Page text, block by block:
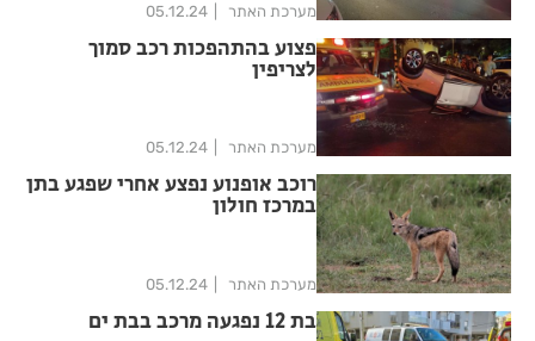
מערכת האתר 05.12.24
פצוע בהתהפכות רכב סמוך
לצריפין
מערכת האתר 05.12.24
רוכב אופנוע נפצע אחרי שפגע בתן
במרכז חולון
מערכת האתר 05.12.24
בת 12 נפגעה מרכב בבת ים